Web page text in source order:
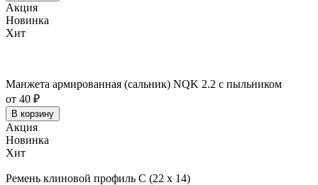
Акция
Новинка
Хит
Манжета армированная (сальник) NQK 2.2 с пыльником
от 40 ₽
В корзину
Акция
Новинка
Хит
Ремень клиновой профиль С (22 х 14)